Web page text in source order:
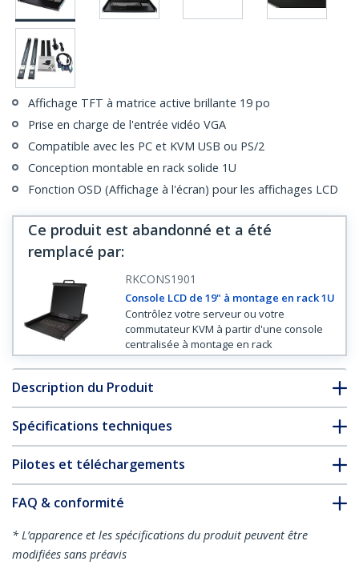
Affichage TFT à matrice active brillante 19 po
Prise en charge de l'entrée vidéo VGA
Compatible avec les PC et KVM USB ou PS/2
Conception montable en rack solide 1U
Fonction OSD (Affichage à l'écran) pour les affichages LCD
Ce produit est abandonné et a été
remplacé par:
RKCONS1901
Console LCD de 19" à montage en rack 1U
Contrôlez votre serveur ou votre
commutateur KVM à partir d'une console
centralisée à montage en rack
Description du Produit
Spécifications techniques
Pilotes et téléchargements
FAQ & conformité
* L’apparence et les spécifications du produit peuvent être
modifiées sans préavis